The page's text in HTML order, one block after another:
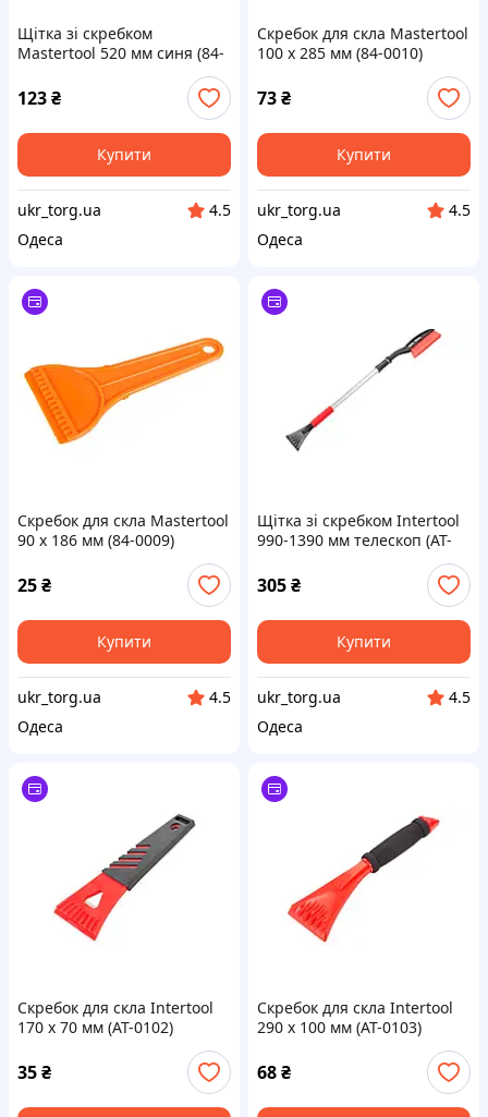
Щітка зі скребком
Mastertool 520 мм синя (84-
123₴
Купити
ukr_torg.ua
4.5
Одеса
Скребок для скла Mastertool
100 x 285 мм (84-0010)
73₴
Купити
ukr_torg.ua
4.5
Одеса
Скребок для скла Mastertool
90 x 186 мм (84-0009)
25₴
Купити
ukr_torg.ua
4.5
Одеса
Щітка зі скребком Intertool
990-1390 мм телескоп (AT-
305₴
Купити
ukr_torg.ua
4.5
Одеса
Скребок для скла Intertool
170 x 70 мм (AT-0102)
35₴
Скребок для скла Intertool
290 x 100 мм (AT-0103)
68₴